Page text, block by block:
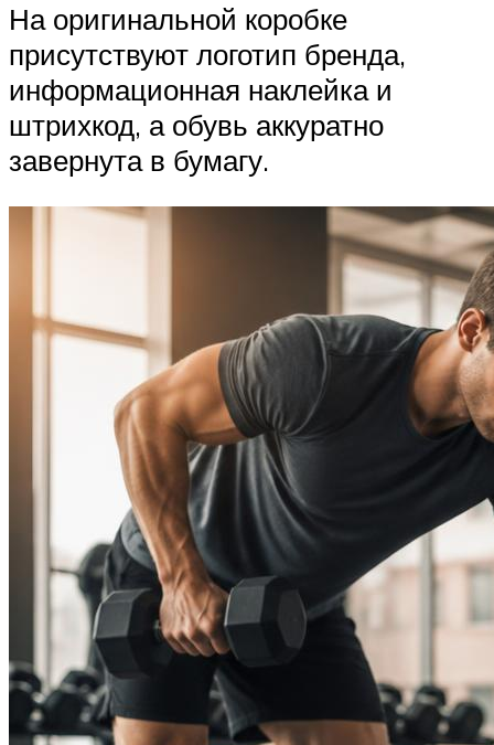
На оригинальной коробке
присутствуют логотип бренда,
информационная наклейка и
штрихкод, а обувь аккуратно
завернута в бумагу.